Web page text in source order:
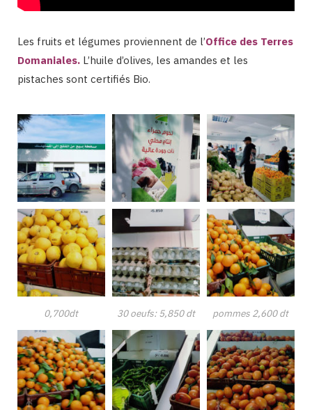
Les fruits et légumes proviennent de l’Office des Terres
Domaniales. L’huile d’olives, les amandes et les
pistaches sont certifiés Bio.
0,700dt 30 oeufs: 5,850 dt pommes 2,600 dt